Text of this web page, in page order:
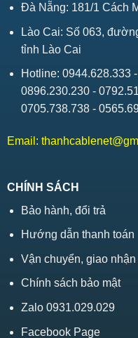
Đà Nẵng: 181/1 Cách
Lào Cai: Số 063,
tỉnh Lào Cai
Hotline: 0944.628.333
0896.230.230 -
0705.738.738 -
Email:
CHÍNH SÁCH
Bảo hành, đổi trả
Hướng dẫn thanh toán
Vận chuyển, giao nhận
Chính sách bảo mật
Zalo 0931.029.029
Facebook Page